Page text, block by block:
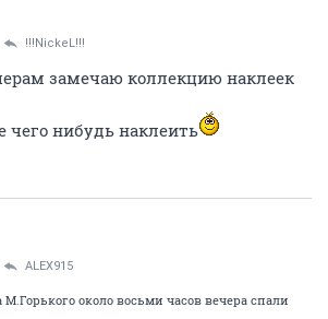
!!!NickeL!!!
замечаю коллекцию наклеек
чего нибудь наклеить
ALEX915
М.Горького около восьми часов вечера спали